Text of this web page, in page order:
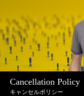
Cancellation Policy
キャンセルポリシー